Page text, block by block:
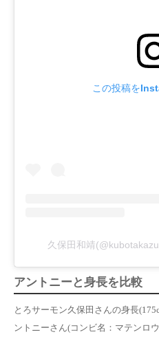
この投稿を
久保田和靖
アントニーと身長を比較
とろサーモン久保田さんの身長
ントニーさん(コンビ名：マテンロ